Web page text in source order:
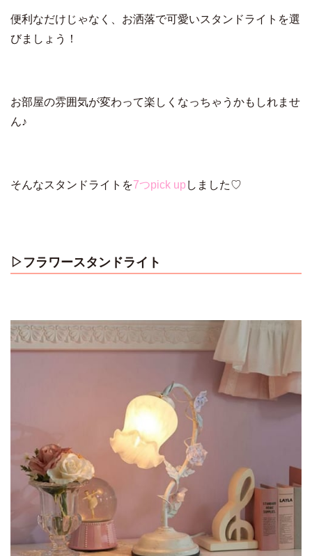
便利なだけじゃなく、お洒落で可愛いスタンドライトを選
びましょう！
お部屋の雰囲気が変わって楽しくなっちゃうかもしれませ
ん♪
そんなスタンドライトを7つpick up しました♡
▷ フラワースタンドライト